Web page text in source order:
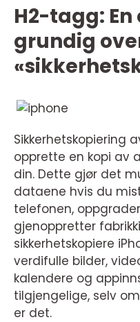
H2-tagg:
grundig
Sikkerhetskopiering
opprette en kopi av
din. Dette gjør det
dataene hvis du
telefonen,
gjenoppretter
sikkerhetskopiere
verdifulle bilder,
kalendere og
tilgjengelige, selv
er det.